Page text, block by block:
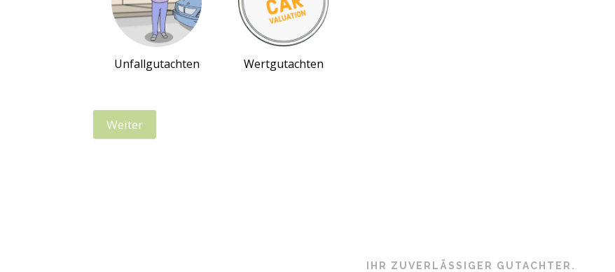
Unfallgutachten Wertgutachten
Weiter
IHR ZUVERLÄSSIGER GUTACHTER.